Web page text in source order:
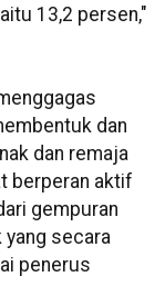
13,2 persen,"
dan
dan remaja
berperan aktif
gempuran
yang secara
penerus